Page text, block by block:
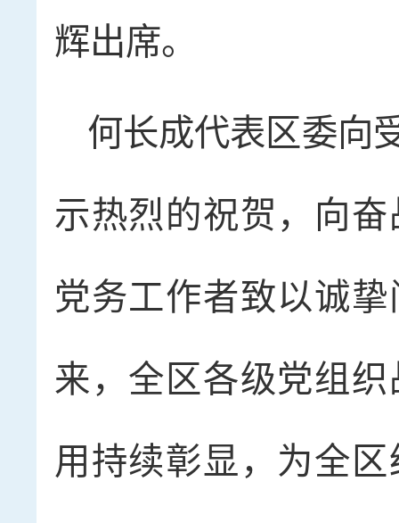
辉出席。
何长成代表区委向
示热烈的祝贺，向
党务工作者致以诚
来，全区各级党组
用持续彰显，为全